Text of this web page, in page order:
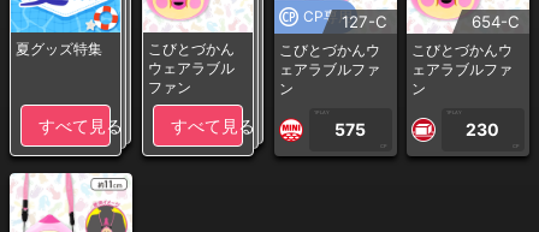
夏グッズ特集
すべて見る
こびとづかん
ウェアラブル
ファン
すべて見る
CP専用127-C
こびとづかんウ
ェアラブルファ
ン
1PLAY
575
CP
654-C
こびとづかんウ
ェアラブルファ
ン
1PLAY
230
CP